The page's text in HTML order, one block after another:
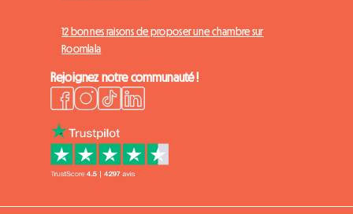
12 bonnes raisons de proposer une chambre sur
Roomlala
Rejoignez notre communauté !